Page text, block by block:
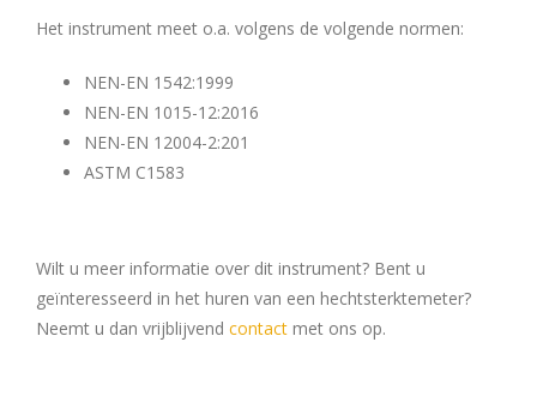
Het instrument meet o.a. volgens de volgende normen:
NEN-EN 1542:1999
NEN-EN 1015-12:2016
NEN-EN 12004-2:201
ASTM C1583
Wilt u meer informatie over dit instrument? Bent u
geïnteresseerd in het huren van een hechtsterktemeter?
Neemt u dan vrijblijvend contact met ons op.